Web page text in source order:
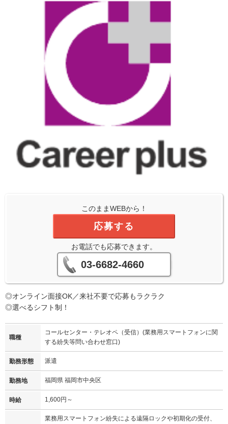
このままWEBから！
応募する
お電話でも応募できます。
03-6682-4660
◎オンライン面接OK／来社不要で応募もラクラク
◎選べるシフト制！
職種
コールセンター・テレオペ（受信）(業務用スマートフォンに関
する紛失等問い合わせ窓口)
勤務形態 派遣
勤務地 福岡県 福岡市中央区
時給 1,600円～
業務用スマートフォン紛失による遠隔ロックや初期化の受付、